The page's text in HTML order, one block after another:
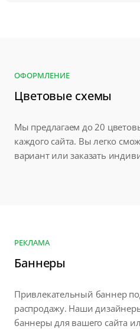
ОФОРМЛЕНИЕ
Цветовые схемы
Мы предлагаем до 20
каждого сайта. Вы легко
вариант или заказать
РЕКЛАМА
Баннеры
Привлекательный баннер
распродажу. Наши
баннеры для вашего сайта